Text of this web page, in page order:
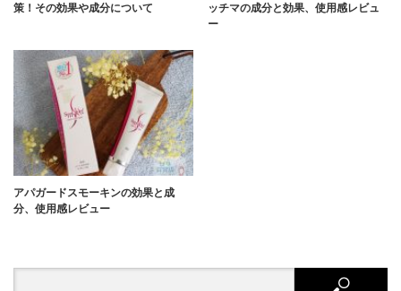
策！その効果や成分について
ッチマの成分と効果、使用感レビュ
ー
アパガードスモーキンの効果と成
分、使用感レビュー